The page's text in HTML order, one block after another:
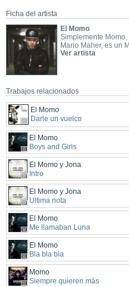
Ficha del artista
El Momo
Simplemente
Mario Maher, es un
Ver artista
Trabajos relacionados
El Momo
Darle un vuelco
El Momo
Boys and Girls
El Momo y Jona
Intro
El Momo y Jona
Ultima nota
El Momo
Me llamaban Luna
El Momo
Bla bla bla
Momo
Siempre quieren más